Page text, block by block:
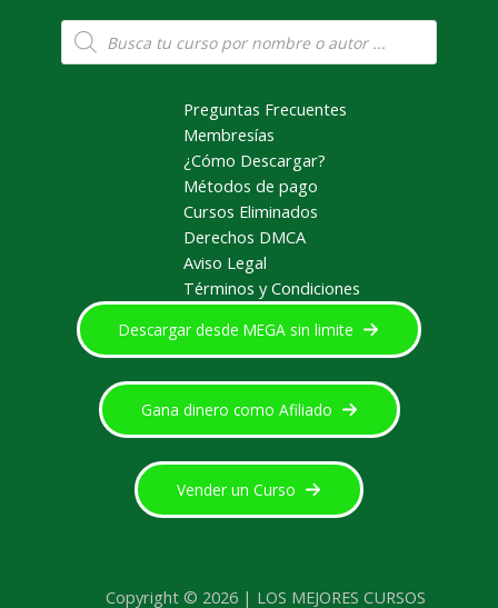
Búsqueda
de
productos
Preguntas Frecuentes
Membresías
¿Cómo Descargar?
Métodos de pago
Cursos Eliminados
Derechos DMCA
Aviso Legal
Términos y Condiciones
Descargar desde MEGA sin limite
Gana dinero como Afiliado
Vender un Curso
Copyright © 2026 | LOS MEJORES CURSOS